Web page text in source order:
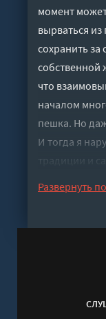
момент
вырваться
сохранить за
собственной
что
началом
пешка. Но
И тогда я
традиции и
Слушать
Развернуть